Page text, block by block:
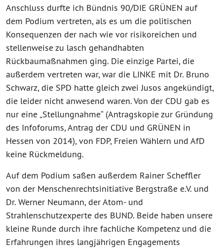
Anschluss durfte ich Bündnis 90/DIE GRÜNEN auf
dem Podium vertreten, als es um die politischen
Konsequenzen der nach wie vor risikoreichen und
stellenweise zu lasch gehandhabten
Rückbaumaßnahmen ging. Die einzige Partei, die
außerdem vertreten war, war die LINKE mit Dr. Bruno
Schwarz, die SPD hatte gleich zwei Jusos angekündigt,
die leider nicht anwesend waren. Von der CDU gab es
nur eine „Stellungnahme“ (Antragskopie zur Gründung
des Infoforums, Antrag der CDU und GRÜNEN in
Hessen von 2014), von FDP, Freien Wählern und AfD
keine Rückmeldung.
Auf dem Podium saßen außerdem Rainer Scheffler
von der Menschenrechtsinitiative Bergstraße e.V. und
Dr. Werner Neumann, der Atom- und
Strahlenschutzexperte des BUND. Beide haben unsere
kleine Runde durch ihre fachliche Kompetenz und die
Erfahrungen ihres langjährigen Engagements